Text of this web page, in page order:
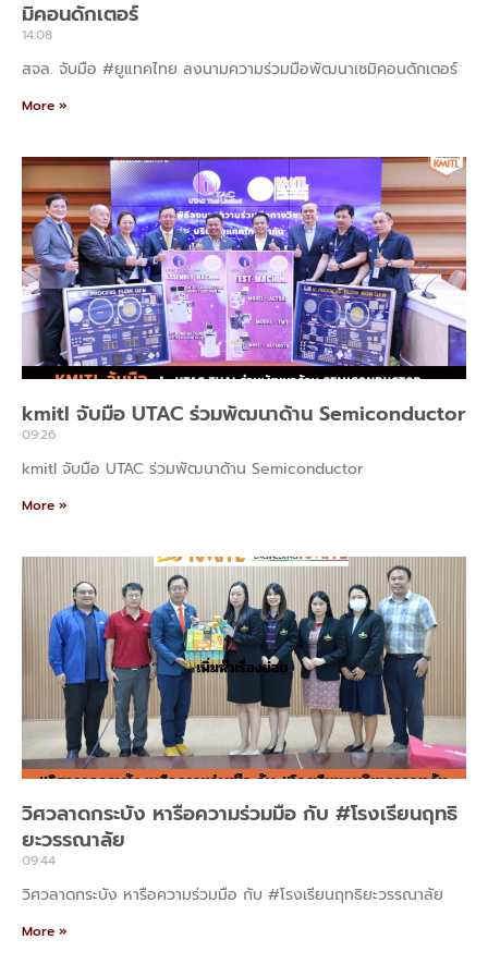
มิคอนดักเตอร์
14:08
สจล. จับมือ #ยูแทคไทย ลงนามความร่วมมือพัฒนาเซมิคอนดักเตอร์
More »
kmitl จับมือ UTAC ร่วมพัฒนาด้าน Semiconductor
09:26
kmitl จับมือ UTAC ร่วมพัฒนาด้าน Semiconductor
More »
วิศวลาดกระบัง หารือความร่วมมือ กับ #โรงเรียนฤทธิ
ยะวรรณาลัย
09:44
วิศวลาดกระบัง หารือความร่วมมือ กับ #โรงเรียนฤทธิยะวรรณาลัย
More »